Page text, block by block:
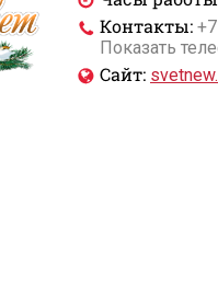
Контакты:
Показать
Сайт: